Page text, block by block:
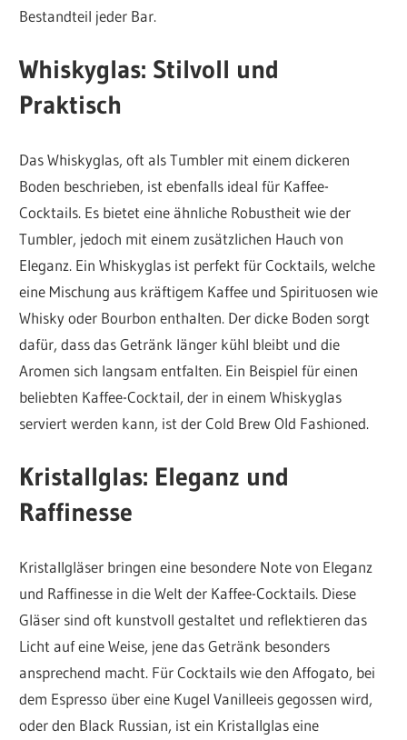
Bestandteil jeder Bar.
Whiskyglas: Stilvoll und
Praktisch
Das Whiskyglas, oft als Tumbler mit einem dickeren
Boden beschrieben, ist ebenfalls ideal für Kaffee-
Cocktails. Es bietet eine ähnliche Robustheit wie der
Tumbler, jedoch mit einem zusätzlichen Hauch von
Eleganz. Ein Whiskyglas ist perfekt für Cocktails, welche
eine Mischung aus kräftigem Kaffee und Spirituosen wie
Whisky oder Bourbon enthalten. Der dicke Boden sorgt
dafür, dass das Getränk länger kühl bleibt und die
Aromen sich langsam entfalten. Ein Beispiel für einen
beliebten Kaffee-Cocktail, der in einem Whiskyglas
serviert werden kann, ist der Cold Brew Old Fashioned.
Kristallglas: Eleganz und
Raffinesse
Kristallgläser bringen eine besondere Note von Eleganz
und Raffinesse in die Welt der Kaffee-Cocktails. Diese
Gläser sind oft kunstvoll gestaltet und reflektieren das
Licht auf eine Weise, jene das Getränk besonders
ansprechend macht. Für Cocktails wie den Affogato, bei
dem Espresso über eine Kugel Vanilleeis gegossen wird,
oder den Black Russian, ist ein Kristallglas eine